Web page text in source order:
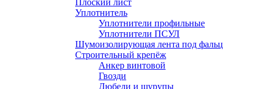
Плоский лист
Уплотнитель
Уплотнители профильные
Уплотнители ПСУЛ
Шумоизолирующая лента под фальц
Строительный крепёж
Анкер винтовой
Гвозди
Дюбели и шурупы